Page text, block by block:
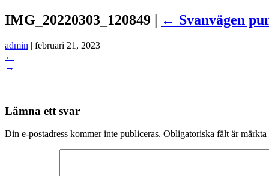
IMG_20220303_120849 | ← Svanvägen
admin | februari 21, 2023
←
→
Lämna ett svar
Din e-postadress kommer inte publiceras. Obligatoriska fält är märkta